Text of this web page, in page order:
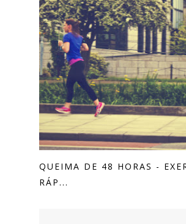
QUEIMA DE 48 HORAS -
RÁP...